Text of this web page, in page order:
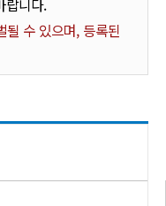
랍니다.
수 있으며, 등록된